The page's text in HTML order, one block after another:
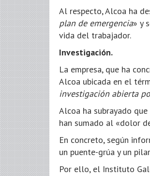
Al respecto, Alcoa ha
plan de emergencia» y
vida del trabajador.
Investigación.
La empresa, que ha
Alcoa ubicada en el
investigación abierta
Alcoa ha subrayado
han sumado al «dolor
En concreto, según
un puente-grúa y un
Por ello, el Instituto